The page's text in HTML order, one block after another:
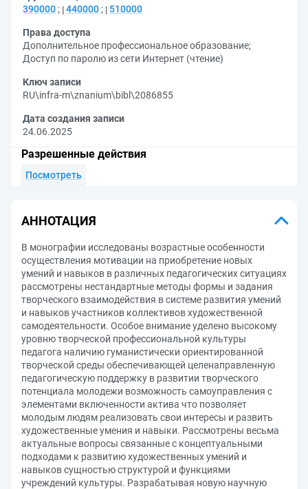
390000 ; 440000 ; 510000
Права доступа
Дополнительное профессиональное образование;
Доступ по паролю из сети Интернет (чтение)
Ключ записи
RU\infra-m\znanium\bibl\2086855
Дата создания записи
24.06.2025
Разрешенные действия
Посмотреть
АННОТАЦИЯ
В монографии исследованы возрастные особенности
осуществления мотивации на приобретение новых
умений и навыков в различных педагогических ситуациях
рассмотрены нестандартные методы формы и задания
творческого взаимодействия в системе развития умений
и навыков участников коллективов художественной
самодеятельности. Особое внимание уделено высокому
уровню творческой профессиональной культуры
педагога наличию гуманистически ориентированной
творческой среды обеспечивающей целенаправленную
педагогическую поддержку в развитии творческого
потенциала молодежи возможность самоуправления с
элементами включенности актива что позволяет
молодым людям реализовать свои интересы и развить
художественные умения и навыки. Рассмотрены весьма
актуальные вопросы связанные с концептуальными
подходами к развитию художественных умений и
навыков сущностью структурой и функциями
учреждений культуры. Разрабатывая новую научную